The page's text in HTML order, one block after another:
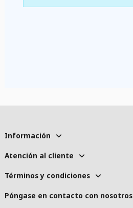
Información
Atención al cliente
Términos y condiciones
Póngase en contacto con nosotros